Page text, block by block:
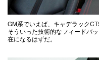
GM系でいえば、キャデラック
そういった技術的なフィードバ
在になるはずだ。